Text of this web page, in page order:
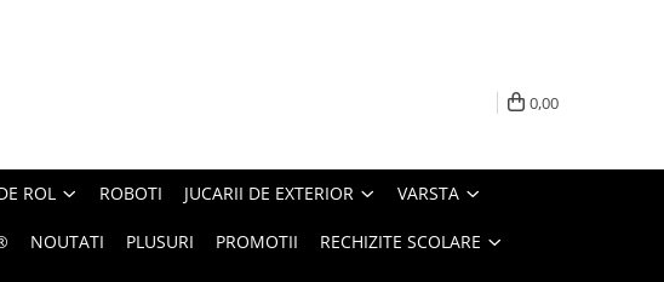
0,00
ROL ROBOTI JUCARII DE EXTERIOR VARSTA
NOUTATI PLUSURI PROMOTII RECHIZITE SCOLARE